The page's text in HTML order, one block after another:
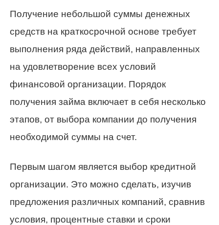
Получение небольшой суммы денежных
средств на краткосрочной основе требует
выполнения ряда действий, направленных
на удовлетворение всех условий
финансовой организации. Порядок
получения займа включает в себя несколько
этапов, от выбора компании до получения
необходимой суммы на счет.
Первым шагом является выбор кредитной
организации. Это можно сделать, изучив
предложения различных компаний, сравнив
условия, процентные ставки и сроки